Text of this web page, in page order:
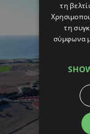
τη
τη
σύμφωνα